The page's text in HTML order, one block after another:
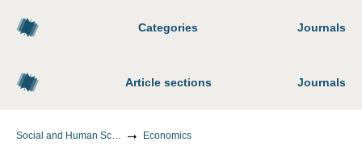
Categories Journals
Article sections Journals
Social and Human Sciences Economics